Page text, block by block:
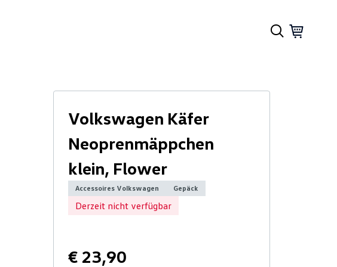
Volkswagen Käfer
Neoprenmäppchen
klein, Flower
Accessoires Volkswagen Gepäck
Derzeit nicht verfügbar
€ 23,90